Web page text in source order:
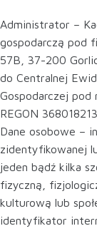
Administrator –
gospodarczą pod
57B, 37-200
do Centralnej
Gospodarczej pod
REGON 368018213.
Dane osobowe –
zidentyfikowanej
jeden bądź kilka
fizyczną,
kulturową lub
identyfikator